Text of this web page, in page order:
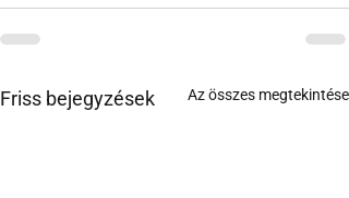
Friss bejegyzések Az összes megtekintése